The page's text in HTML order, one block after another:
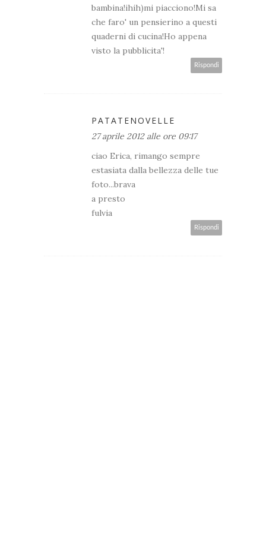
bambina!ihih)mi piacciono!Mi sa
che faro' un pensierino a questi
quaderni di cucina!Ho appena
visto la pubblicita'!
Rispondi
PATATENOVELLE
27 aprile 2012 alle ore 09:17
ciao Erica, rimango sempre
estasiata dalla bellezza delle tue
foto...brava
a presto
fulvia
Rispondi